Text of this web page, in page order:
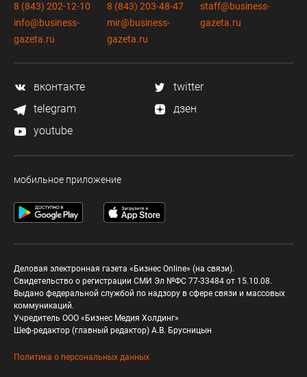
8 (843) 202-12-10
info@business-
gazeta.ru
8 (843) 203-48-47
mir@business-
gazeta.ru
staff@business-
gazeta.ru
вконтакте
twitter
telegram
дзен
youtube
мобильное приложение
Деловая электронная газета «Бизнес Online» (на связи).
Свидетельство о регистрации СМИ Эл №ФС 77-33484 от 15.10.08.
Выдано федеральной службой по надзору в сфере связи и массовых
коммуникаций.
Учредитель ООО «Бизнес Медия Холдинг»
Шеф-редактор (главный редактор) А.В. Брусницын
Политика о персональных данных